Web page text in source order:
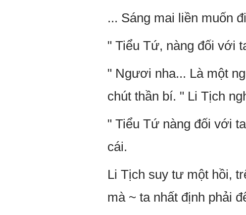
... Sáng mai liền muốn
" Tiểu Tứ, nàng đối với
" Ngươi nha... Là một
chút thần bí. " Li Tịch
" Tiểu Tứ nàng đối với
cái.
Li Tịch suy tư một hồi,
mà ~ ta nhất định phải